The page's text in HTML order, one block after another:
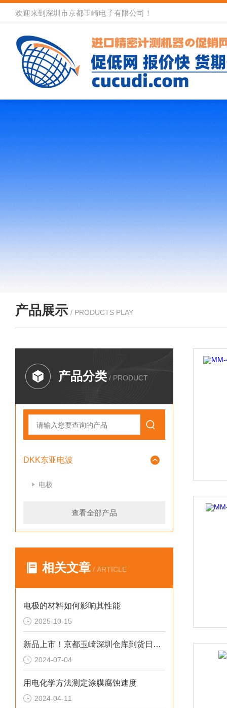
欢迎来到深圳市京都玉崎电子有限公司！
产品展示 / PRODUCTS PLAY
产品分类 / PRODUCT
DKK东亚电波
电极
查看全部产品
相关文章 / ARTICLE
电极的材料如何影响其性能
2025-10-15
新品上市！京都玉崎深圳仓库到货日本DKK-TOA PH电极5600-10F
2024-07-04
用电化学方法测定涂膜腐蚀速度
2024-04-11